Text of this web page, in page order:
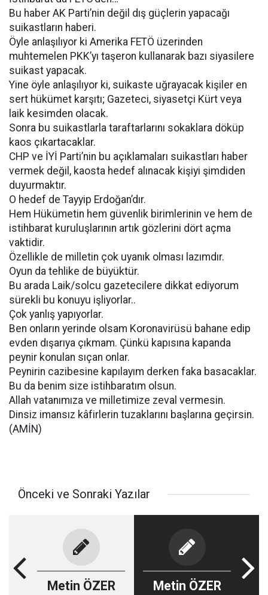
Bu haber AK Parti’nin değil dış güçlerin yapacağı
suikastların haberi.
Öyle anlaşılıyor ki Amerika FETÖ üzerinden
muhtemelen PKK’yı taşeron kullanarak bazı siyasilere
suikast yapacak.
Yine öyle anlaşılıyor ki, suikaste uğrayacak kişiler en
sert hükümet karşıtı; Gazeteci, siyasetçi Kürt veya
laik kesimden olacak.
Sonra bu suikastlarla taraftarlarını sokaklara döküp
kaos çıkartacaklar.
CHP ve İYİ Parti’nin bu açıklamaları suikastları haber
vermek değil, kaosta hedef alınacak kişiyi şimdiden
duyurmaktır.
O hedef de Tayyip Erdoğan’dır.
Hem Hükümetin hem güvenlik birimlerinin ve hem de
istihbarat kuruluşlarının artık gözlerini dört açma
vaktidir.
Özellikle de milletin çok uyanık olması lazımdır.
Oyun da tehlike de büyüktür.
Bu arada Laik/solcu gazetecilere dikkat ediyorum
sürekli bu konuyu işliyorlar..
Çok yanlış yapıyorlar.
Ben onların yerinde olsam Koronavirüsü bahane edip
evden dışarıya çıkmam. Çünkü kapısına kapanda
peynir konulan sıçan onlar.
Peynirin cazibesine kapılayım derken faka basacaklar.
Bu da benim size istihbaratım olsun.
Allah vatanımıza ve milletimize zeval vermesin.
Dinsiz imansız kâfirlerin tuzaklarını başlarına geçirsin.
(AMİN)
Önceki ve Sonraki Yazılar
Metin ÖZER Metin ÖZER